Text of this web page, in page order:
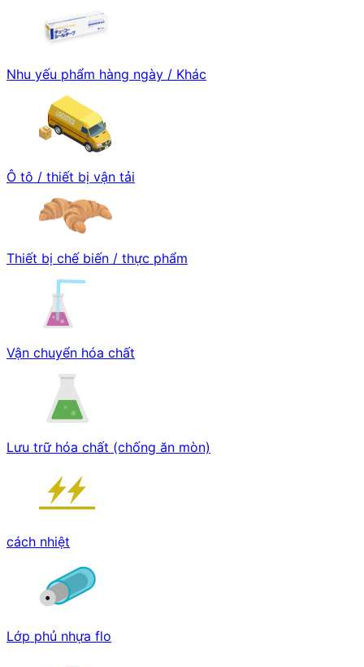
Nhu yếu phẩm hàng ngày / Khác
Ô tô / thiết bị vận tải
Thiết bị chế biến / thực phẩm
Vận chuyển hóa chất
Lưu trữ hóa chất (chống ăn mòn)
cách nhiệt
Lớp phủ nhựa flo